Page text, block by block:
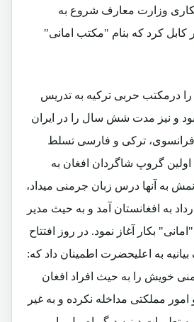
وزارت معارف شروع به
کرد که بنام "مکتب امانی"
را درمکتب حربی ترکیه به تدریس
و نیز مدت شش سال را در ایران
فرانسوی، ترکی و فارسی تسلط
گروپ شاگردان افغان به
به آنها درس زبان جرمنی میداد،
به افغانستان آمد و به حیث مدیر
بکار آغاز نمود. در روز افتتاح
به اعلیحضرت اطمینان داد که:
خویش را به حیث افراد افغان
مملکتی مداخله نکرده و به غیر